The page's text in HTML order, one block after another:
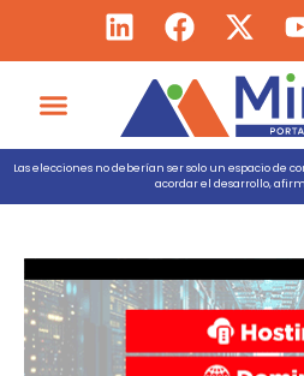
Las elecciones no deberían ser solo un espacio de
acordar el desarrollo,